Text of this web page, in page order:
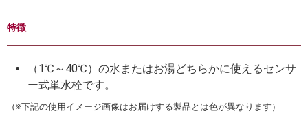
特徴
（1℃～40℃）の水またはお湯どちらかに使えるセンサ
ー式単水栓です。
（※下記の使用イメージ画像はお届けする製品とは色が異なります）